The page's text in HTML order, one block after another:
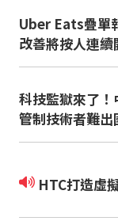
Uber Eats疊單
改善將按人連續
科技監獄來了
管制技術者難出
HTC打造虛